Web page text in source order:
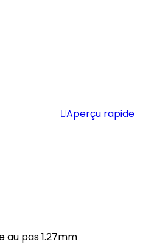
Aperçu rapide
pas 1.27mm